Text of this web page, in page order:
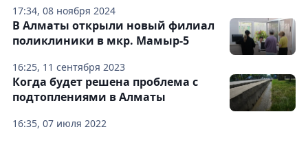
17:34, 08 ноября 2024
16:25, 11 сентября 2023
В Алматы открыли новый филиал
поликлиники в мкр. Мамыр-5
16:35, 07 июля 2022
Когда будет решена проблема с
подтоплениями в Алматы